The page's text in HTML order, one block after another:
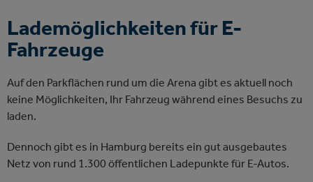
Lademöglichkeiten für E-
Fahrzeuge
Auf den Parkflächen rund um die Arena gibt es aktuell noch
keine Möglichkeiten, Ihr Fahrzeug während eines Besuchs zu
laden.
Dennoch gibt es in Hamburg bereits ein gut ausgebautes
Netz von rund 1.300 öffentlichen Ladepunkte für E-Autos.